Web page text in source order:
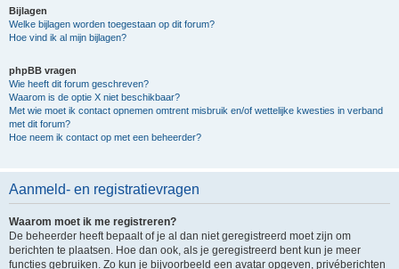
Bijlagen
Welke bijlagen worden toegestaan op dit forum?
Hoe vind ik al mijn bijlagen?
phpBB vragen
Wie heeft dit forum geschreven?
Waarom is de optie X niet beschikbaar?
Met wie moet ik contact opnemen omtrent misbruik en/of wettelijke kwesties in verband
met dit forum?
Hoe neem ik contact op met een beheerder?
Aanmeld- en registratievragen
Waarom moet ik me registreren?
De beheerder heeft bepaalt of je al dan niet geregistreerd moet zijn om
berichten te plaatsen. Hoe dan ook, als je geregistreerd bent kun je meer
functies gebruiken. Zo kun je bijvoorbeeld een avatar opgeven, privéberichten